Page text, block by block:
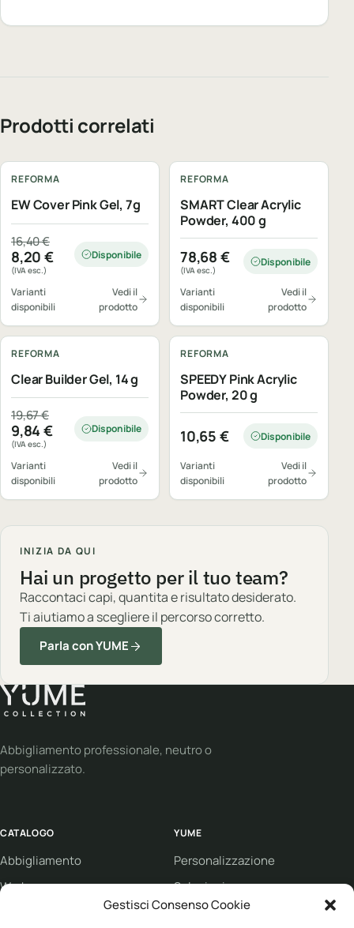
Gestisci Consenso Cookie
Prodotti correlati
REFORMA
EW Cover Pink Gel, 7g
16,40€
Il prezzo originale era: 16,40 €.
8,20€
Il prezzo attuale è: 8,20 €.
(IVA esc.)
Disponibile
Varianti
disponibili
Vedi il
prodotto
REFORMA
SMART Clear Acrylic
Powder, 400 g
78,68 €
(IVA esc.)
Disponibile
Varianti
disponibili
Vedi il
prodotto
REFORMA
Clear Builder Gel, 14 g
19,67€
Il prezzo originale era: 19,67 €.
9,84€
Il prezzo attuale è: 9,84 €.
(IVA esc.)
Disponibile
Varianti
disponibili
Vedi il
prodotto
REFORMA
SPEEDY Pink Acrylic
Powder, 20 g
10,65 € Disponibile
Varianti
disponibili
Vedi il
prodotto
INIZIA DA QUI
Hai un progetto per il tuo team?
Raccontaci capi, quantita e risultato desiderato.
Ti aiutiamo a scegliere il percorso corretto.
Parla con YUME
Abbigliamento professionale, neutro o
personalizzato.
CATALOGO
Abbigliamento
Workwear
YUME
Personalizzazione
Soluzioni
Supporto